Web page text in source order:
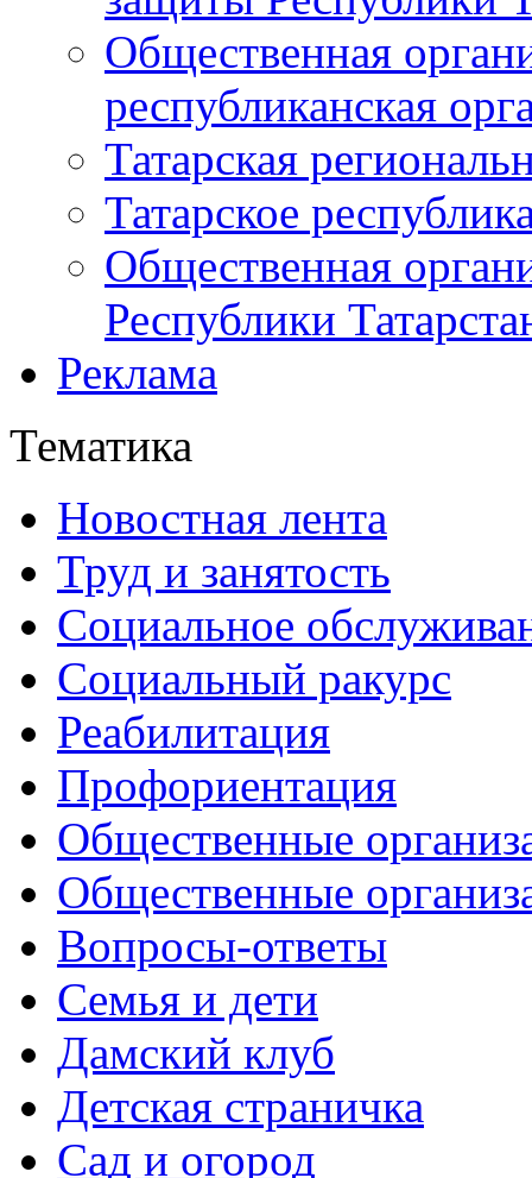
Общественная
республиканская
Татарская
Татарское
Общественная
Республики
Реклама
Тематика
Новостная лента
Труд и занятость
Социальное
Социальный ракурс
Реабилитация
Профориентация
Общественные
Общественные
Вопросы-ответы
Семья и дети
Дамский клуб
Детская страничка
Сад и огород